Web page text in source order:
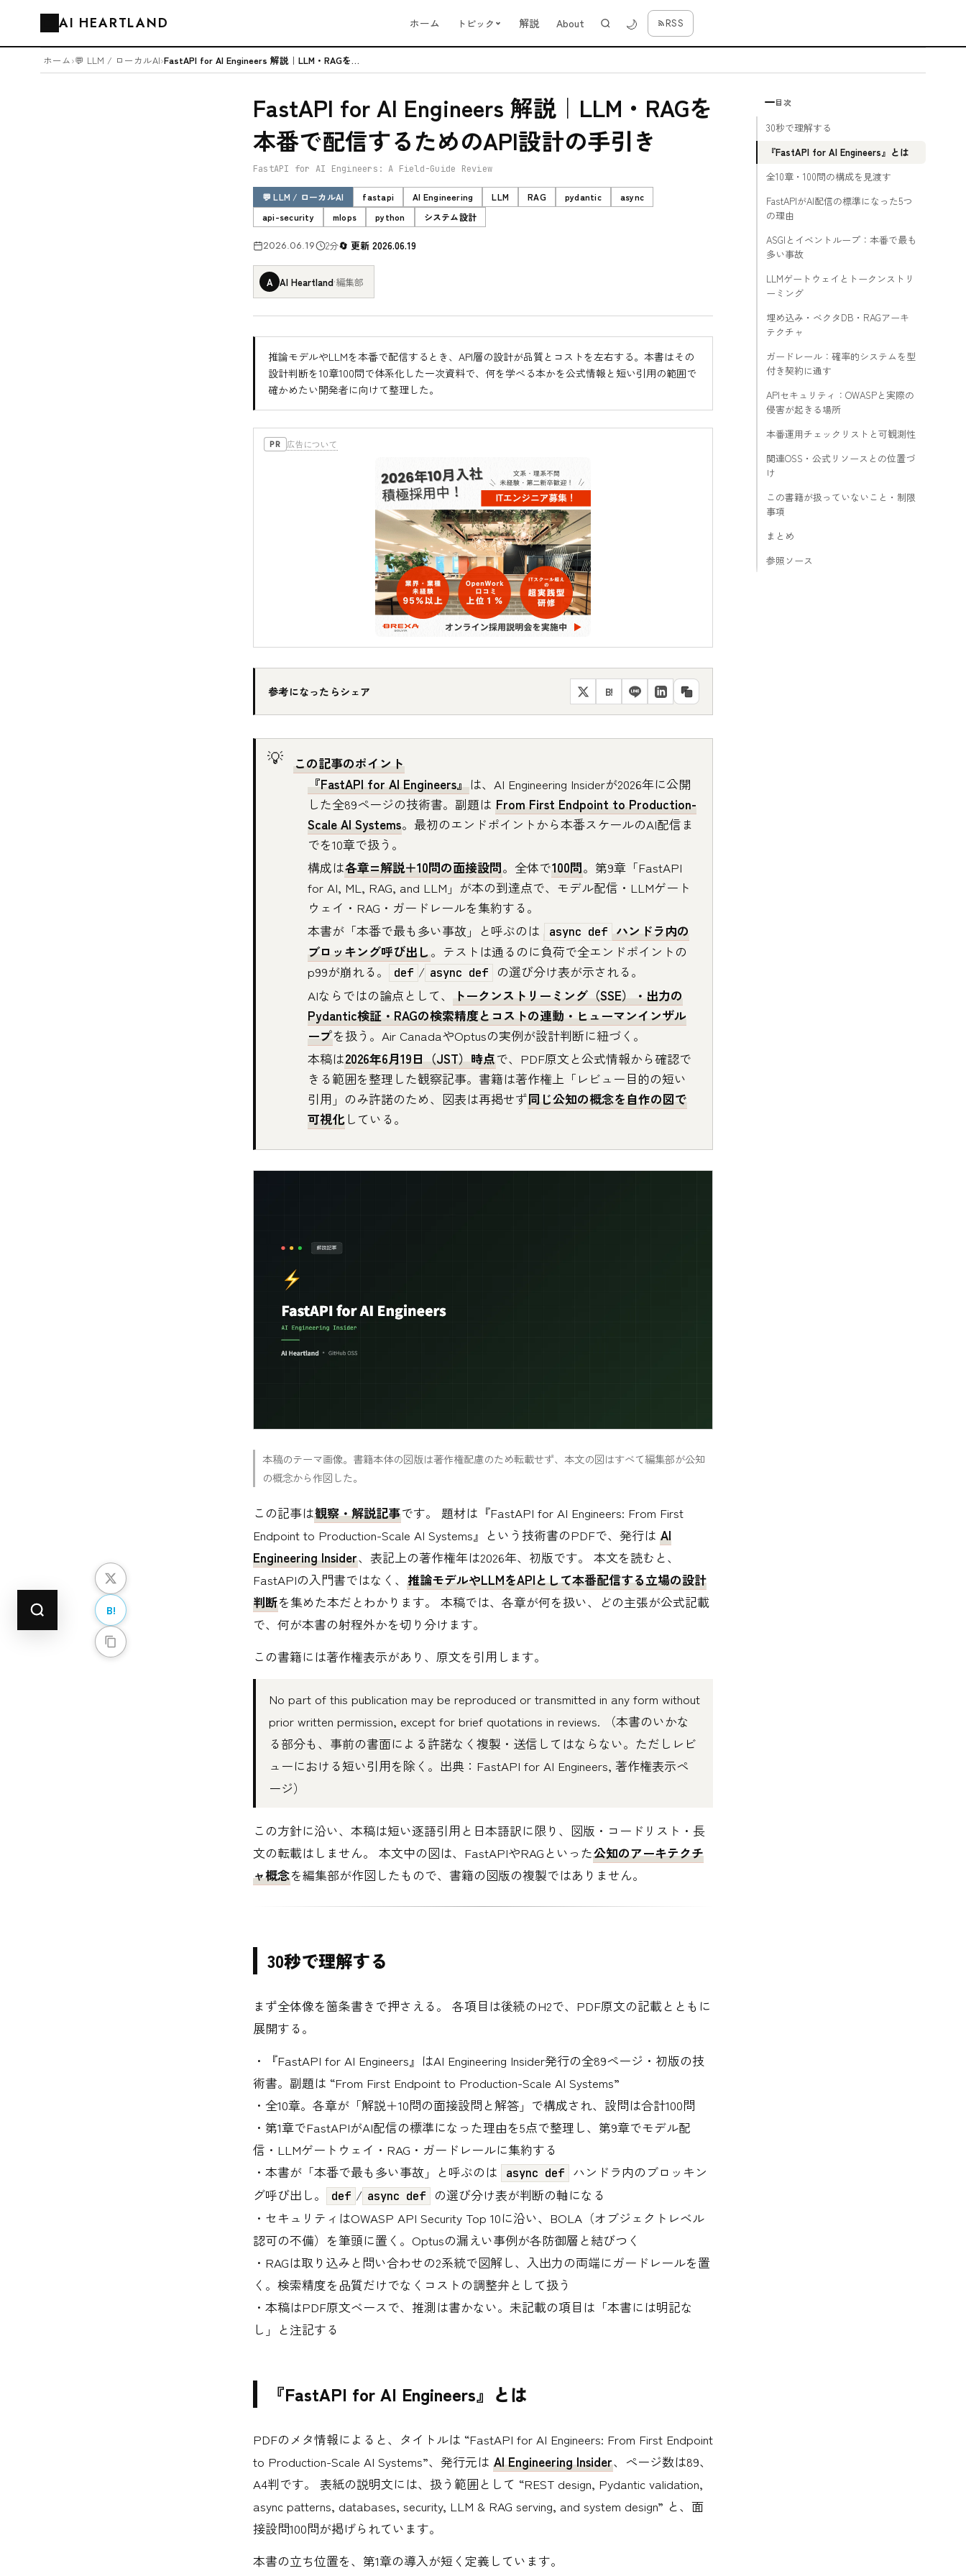
AI HEARTLAND ホーム トピック 解説 About 🌙 RSS
ホーム›💬 LLM / ローカルAI› FastAPI for AI Engineers 解説｜LLM・RAGを本...
FastAPI for AI Engineers 解説｜LLM・RAGを
本番で配信するためのAPI設計の手引き
FastAPI for AI Engineers: A Field-Guide Review
💬 LLM / ローカルAI fastapi AI Engineering LLM RAG pydantic
async
api-security
mlops python システム設計
2026.06.19 2分 更新 2026.06.19
A AI Heartland·編集部
推論モデルやLLMを本番で配信するとき、API層の設計が品質とコストを左右する。本書はその
設計判断を10章100問で体系化した一次資料で、何を学べる本かを公式情報と短い引用の範囲で
確かめたい開発者に向けて整理した。
PR 広告について
参考になったらシェア B!
この記事のポイント
『FastAPI for AI Engineers』は、AI Engineering Insiderが2026年に公開
した全89ページの技術書。副題は From First Endpoint to Production-
Scale AI Systems。最初のエンドポイントから本番スケールのAI配信ま
でを10章で扱う。
構成は各章=解説＋10問の面接設問。全体で100問。第9章「FastAPI
for AI, ML, RAG, and LLM」が本の到達点で、モデル配信・LLMゲート
ウェイ・RAG・ガードレールを集約する。
本書が「本番で最も多い事故」と呼ぶのは
async def ハンドラ内の
ブロッキング呼び出し。テストは通るのに負荷で全エンドポイントの
p99が崩れる。
def / async def
の選び分け表が示される。
AIならではの論点として、 トークンストリーミング（SSE）・出力の
Pydantic検証・RAGの検索精度とコストの連動・ヒューマンインザル
ープを扱う。Air CanadaやOptusの実例が設計判断に紐づく。
本稿は2026年6月19日（JST）時点で、PDF原文と公式情報から確認で
きる範囲を整理した観察記事。書籍は著作権上「レビュー目的の短い
引用」のみ許諾のため、図表は再掲せず同じ公知の概念を自作の図で
可視化 している。
本稿のテーマ画像。書籍本体の図版は著作権配慮のため転載せず、本文の図はすべて編集部が公知
の概念から作図した。
この記事は観察・解説記事です。 題材は『FastAPI for AI Engineers: From First
Endpoint to Production-Scale AI Systems』という技術書のPDFで、発行は AI
Engineering Insider、表記上の著作権年は2026年、初版です。 本文を読むと、
FastAPIの入門書ではなく、 推論モデルやLLMをAPIとして本番配信する立場の設計
判断を集めた本だとわかります。 本稿では、各章が何を扱い、どの主張が公式記載
で、何が本書の射程外かを切り分けます。
この書籍には著作権表示があり、原文を引用します。
No part of this publication may be reproduced or transmitted in any form without
prior written permission, except for brief quotations in reviews. （本書のいかな
る部分も、事前の書面による許諾なく複製・送信してはならない。ただしレビ
ューにおける短い引用を除く。出典：FastAPI for AI Engineers, 著作権表示ペ
ージ）
この方針に沿い、本稿は短い逐語引用と日本語訳に限り、図版・コードリスト・長
文の転載はしません。 本文中の図は、FastAPIやRAGといった公知のアーキテクチ
ャ概念を編集部が作図したもので、書籍の図版の複製ではありません。
30秒で理解する
まず全体像を箇条書きで押さえる。 各項目は後続のH2で、PDF原文の記載とともに
展開する。
・『FastAPI for AI Engineers』はAI Engineering Insider発行の全89ページ・初版の技
術書。副題は “From First Endpoint to Production-Scale AI Systems”
・全10章。各章が「解説＋10問の面接設問と解答」で構成され、設問は合計100問
・第1章でFastAPIがAI配信の標準になった理由を5点で整理し、第9章でモデル配
信・LLMゲートウェイ・RAG・ガードレールに集約する
・本書が「本番で最も多い事故」と呼ぶのは
async def
ハンドラ内のブロッキン
グ呼び出し。
def / async def
の選び分け表が判断の軸になる
・セキュリティはOWASP API Security Top 10に沿い、BOLA（オブジェクトレベル
認可の不備）を筆頭に置く。Optusの漏えい事例が各防御層と結びつく
・RAGは取り込みと問い合わせの2系統で図解し、入出力の両端にガードレールを置
く。検索精度を品質だけでなくコストの調整弁として扱う
・本稿はPDF原文ベースで、推測は書かない。未記載の項目は「本書には明記な
し」と注記する
『FastAPI for AI Engineers』とは
PDFのメタ情報によると、タイトルは “FastAPI for AI Engineers: From First Endpoint
to Production-Scale AI Systems”、発行元は AI Engineering Insider、ページ数は89、
A4判です。 表紙の説明文には、扱う範囲として “REST design, Pydantic validation,
async patterns, databases, security, LLM & RAG serving, and system design” と、面
接設問100問が掲げられています。
本書の立ち位置を、第1章の導入が短く定義しています。
B!
目次
30秒で理解する
『FastAPI for AI Engineers』とは
全10章・100問の構成を見渡す
FastAPIがAI配信の標準になった5つ
の理由
ASGIとイベントループ：本番で最も
多い事故
LLMゲートウェイとトークンストリ
ーミング
埋め込み・ベクタDB・RAGアーキ
テクチャ
ガードレール：確率的システムを型
付き契約に通す
APIセキュリティ：OWASPと実際の
侵害が起きる場所
本番運用チェックリストと可観測性
関連OSS・公式リソースとの位置づ
け
この書籍が扱っていないこと・制限
事項
まとめ
参照ソース